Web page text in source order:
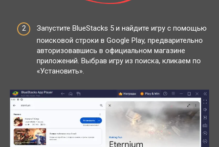
Запустите BlueStacks 5 и найдите игру с помощью
поисковой строки в Google Play, предварительно
авторизовавшись в официальном магазине
приложений. Выбрав игру из поиска, кликаем по
«Установить».